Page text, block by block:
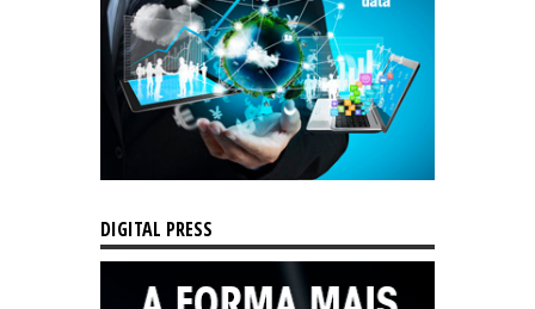
DIGITAL PRESS